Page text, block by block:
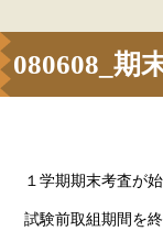
080608_期
１学期期末考査が始
試験前取組期間を